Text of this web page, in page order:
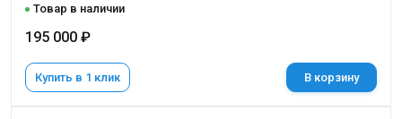
Товар в наличии
195 000 ₽
Купить в 1 клик В корзину